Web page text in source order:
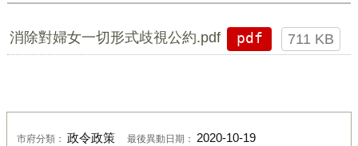
消除對婦女一切形式歧視公約.pdf pdf 711 KB
市府分類： 政令政策 最後異動日期： 2020-10-19